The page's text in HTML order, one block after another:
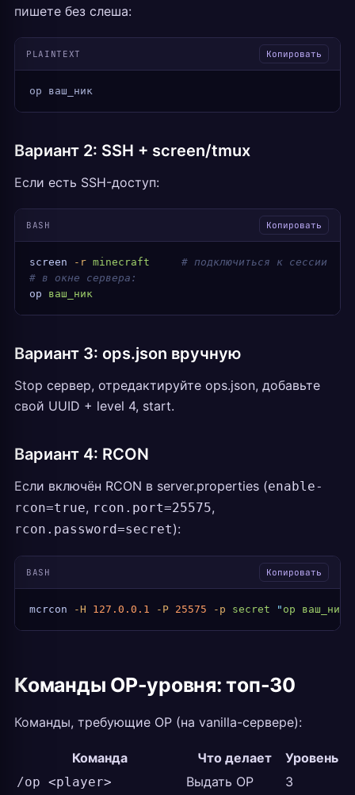
пишете без слеша:
PLAINTEXT Копировать
op ваш_ник
Вариант 2: SSH + screen/tmux
Если есть SSH-доступ:
BASH Копировать
screen -r minecraft
     # подключиться к сессии
# в окне сервера:
op ваш_ник
Вариант 3: ops.json вручную
Stop сервер, отредактируйте ops.json, добавьте
свой UUID + level 4, start.
Вариант 4: RCON
Если включён RCON в server.properties (enable-
rcon=true, rcon.port=25575,
rcon.password=secret):
BASH Копировать
mcrcon -H 127.0.0.1 -P 25575 -p secret " op ваш_ник
Команды OP-уровня: топ-30
Команды, требующие OP (на vanilla-сервере):
Команда Что делает Уровень
/op <player> Выдать OP 3